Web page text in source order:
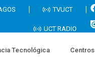
TVUCT
UCT RADIO
Tecnológica Centros